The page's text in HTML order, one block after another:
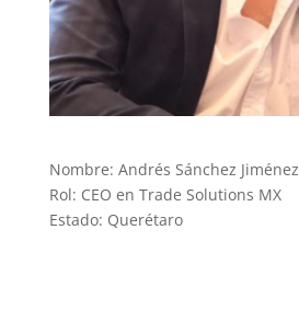
Nombre: Andrés Sánchez Jiménez
Rol: CEO en Trade Solutions MX
Estado: Querétaro